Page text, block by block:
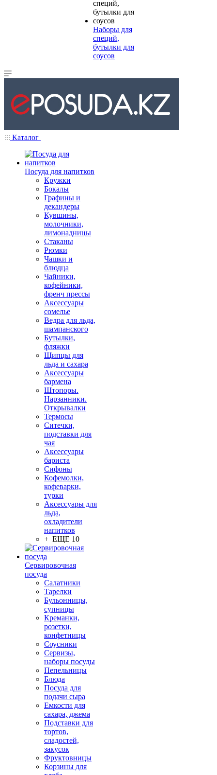
Наборы для
специй,
бутылки для
соусов
Каталог
Посуда для напитков
Кружки
Бокалы
Графины и
декандеры
Кувшины,
молочники,
лимонадницы
Стаканы
Рюмки
Чашки и
блюдца
Чайники,
кофейники,
френч прессы
Аксессуары
сомелье
Ведра для льда,
шампанского
Бутылки,
фляжки
Щипцы для
льда и сахара
Аксессуары
бармена
Штопоры.
Нарзанники.
Открывалки
Термосы
Ситечки,
подставки для
чая
Аксессуары
бариста
Сифоны
Кофемолки,
кофеварки,
турки
Аксессуары для
льда,
охладители
напитков
+ ЕЩЕ 10
Сервировочная
посуда
Салатники
Тарелки
Бульонницы,
супницы
Креманки,
розетки,
конфетницы
Соусники
Сервизы,
наборы посуды
Пепельницы
Блюда
Посуда для
подачи сыра
Емкости для
сахара, джема
Подставки для
тортов,
сладостей,
закусок
Фруктовницы
Корзины для